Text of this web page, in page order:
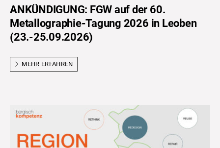
ANKÜNDIGUNG: FGW auf der 60.
Metallographie-Tagung 2026 in Leoben
(23.-25.09.2026)
MEHR ERFAHREN